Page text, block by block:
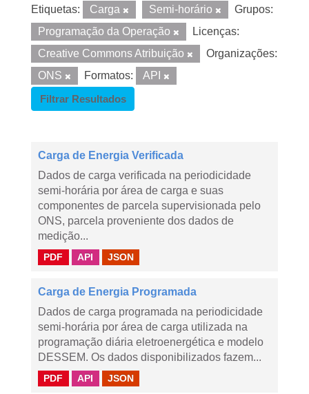
Etiquetas: Carga Semi-horário
Grupos:
Programação da Operação
Licenças:
Creative Commons Atribuição
Organizações:
ONS
Formatos:
API
Filtrar Resultados
Carga de Energia Verificada
Dados de carga verificada na periodicidade
semi-horária por área de carga e suas
componentes de parcela supervisionada pelo
ONS, parcela proveniente dos dados de
medição...
PDF API JSON
Carga de Energia Programada
Dados de carga programada na periodicidade
semi-horária por área de carga utilizada na
programação diária eletroenergética e modelo
DESSEM. Os dados disponibilizados fazem...
PDF API JSON